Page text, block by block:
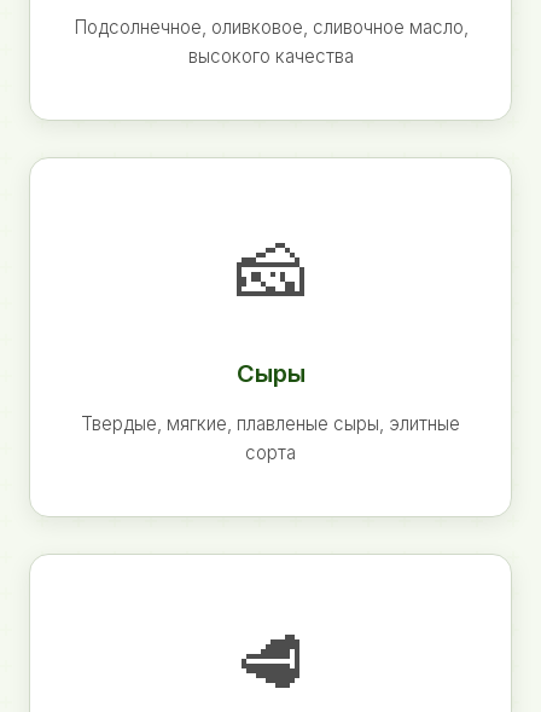
Подсолнечное, оливковое, сливочное масло,
высокого качества
🧀
Сыры
Твердые, мягкие, плавленые сыры, элитные
сорта
🥩